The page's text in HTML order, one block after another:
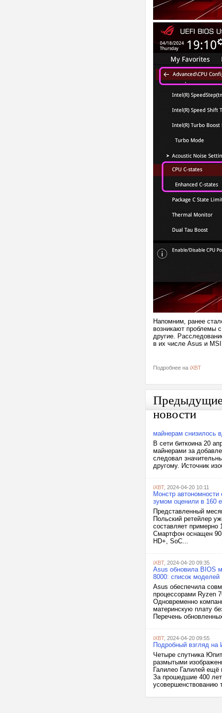
Напомним, ранее
возникают проблемы
другие.
в их числе Asus и
Подробнее на iXBT
новости
майнерам снизилось
В сети биткоина 20
майнерами за
следовал
другому. Источник
iXBT, 2024-04-20 10:11
Монстр
зумом оценили в 160
Представленный
Польский ретейлер
составляет
Смартфон оснащен
HD+, SoC...
iXBT, 2024-04-20 09:35
Asus обновила BIOS
8000: список моделей
Asus обеспечила
процессорами Ryzen
Одновременно
материнскую плату
Перечень
iXBT, 2024-04-20 09:55
Подробный взгляд
Четыре спутника
размытыми
Галилео Галилей ещё
За прошедшие 400 лет
усовершенствованию